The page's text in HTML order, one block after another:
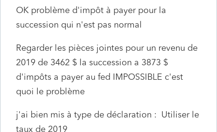
OK problème d'impôt à payer pour la
succession qui n'est pas normal
Regarder les pièces jointes pour un revenu de
2019 de 3462 $ la succession a 3873 $
d'impôts a payer au fed IMPOSSIBLE c'est
quoi le problème
j'ai bien mis à type de déclaration : Utiliser le
taux de 2019